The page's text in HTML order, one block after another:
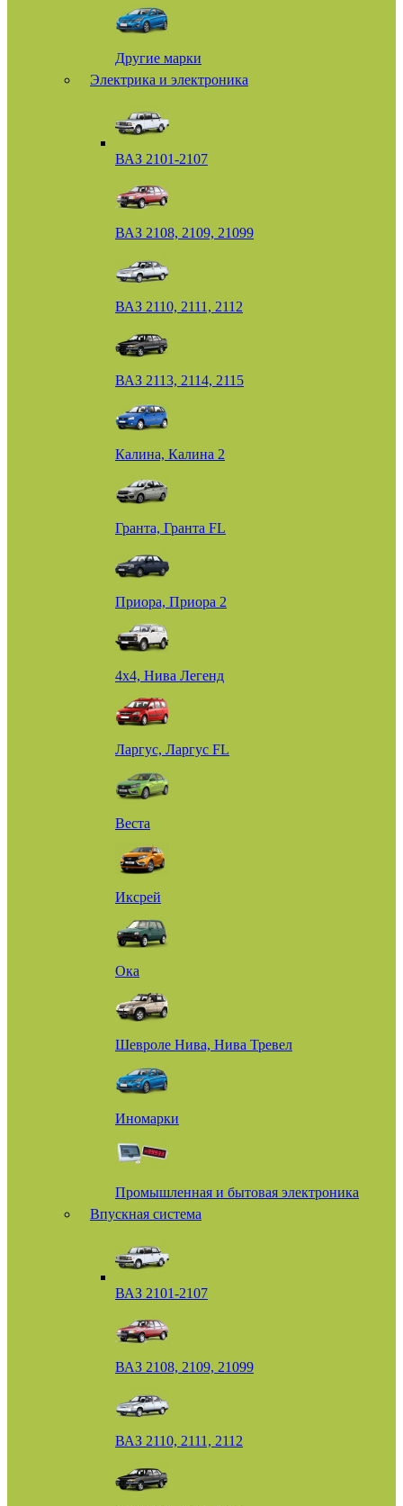
Другие марки
Электрика и электроника
ВАЗ 2101-2107
ВАЗ 2108, 2109, 21099
ВАЗ 2110, 2111, 2112
ВАЗ 2113, 2114, 2115
Калина, Калина 2
Гранта, Гранта FL
Приора, Приора 2
4х4, Нива Легенд
Ларгус, Ларгус FL
Веста
Иксрей
Ока
Шевроле Нива, Нива Тревел
Иномарки
Промышленная и бытовая электроника
Впускная система
ВАЗ 2101-2107
ВАЗ 2108, 2109, 21099
ВАЗ 2110, 2111, 2112